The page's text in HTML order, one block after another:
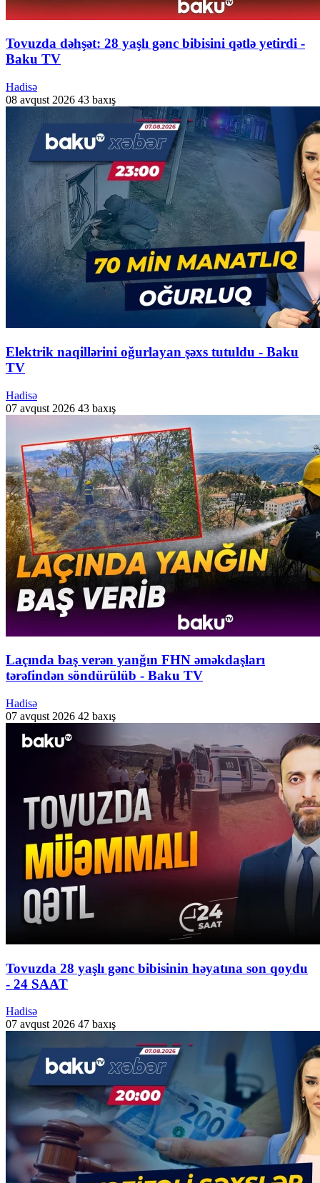
Tovuzda dəhşət: 28 yaşlı gənc bibisini qətlə yetirdi -
Baku TV
Hadisə
08 avqust 2026 43 baxış
Elektrik naqillərini oğurlayan şəxs tutuldu - Baku
TV
Hadisə
07 avqust 2026 43 baxış
Laçında baş verən yanğın FHN əməkdaşları
tərəfindən söndürülüb - Baku TV
Hadisə
07 avqust 2026 42 baxış
Tovuzda 28 yaşlı gənc bibisinin həyatına son qoydu
- 24 SAAT
Hadisə
07 avqust 2026 47 baxış